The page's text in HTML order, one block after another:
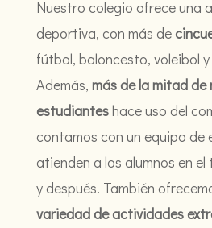
Nuestro colegio ofrece una
deportiva, con más de
fútbol, baloncesto, voleibol
Además, más de la mitad de
estudianteshace uso del
contamos con un equipo de
atienden a los alumnos en
y después. También
variedad de actividades